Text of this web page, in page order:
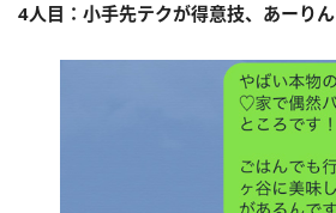
4人目：小手先テクが得意技、あーりん